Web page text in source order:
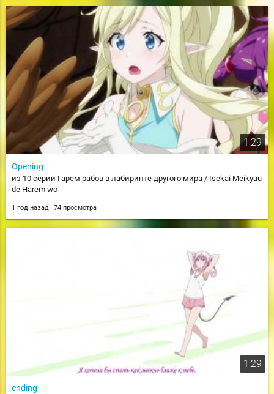
1:29
Opening
из 10 серии Гарем рабов в лабиринте другого мира / Isekai Meikyuu
de Harem wo
1 год назад 74 просмотра
1:29
ending